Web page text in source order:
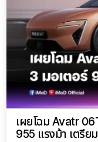
เผยโฉม Avatr
955 แรงม้า เตรีย